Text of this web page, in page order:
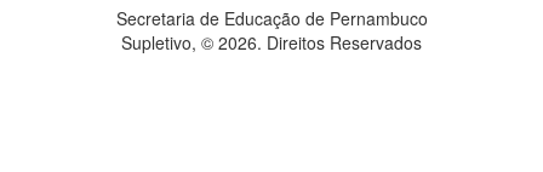
Secretaria de Educação de Pernambuco
Supletivo, © 2026. Direitos Reservados